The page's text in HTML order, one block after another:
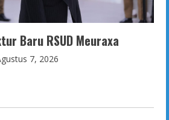
Baru RSUD Meuraxa
7, 2026